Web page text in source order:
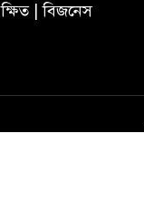
| বিজনেস